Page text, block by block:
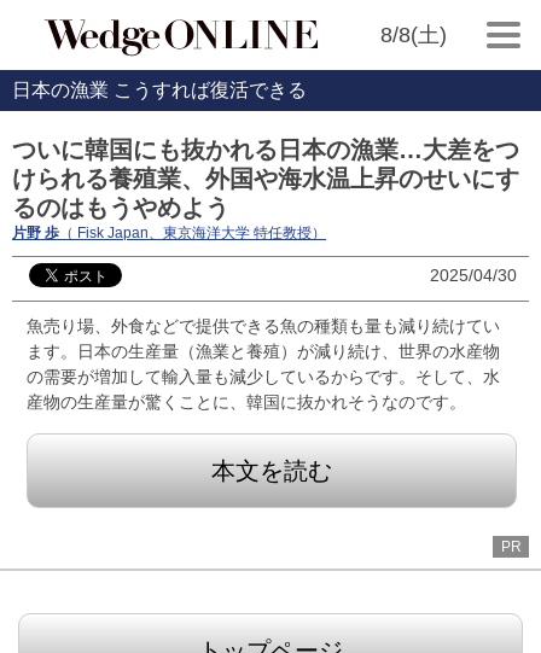
8/8(土)
日本の漁業 こうすれば復活できる
ついに韓国にも抜かれる日本の漁業…大差をつ
けられる養殖業、外国や海水温上昇のせいにす
るのはもうやめよう
片野 歩 （ Fisk Japan、東京海洋大学 特任教授）
2025/04/30
魚売り場、外食などで提供できる魚の種類も量も減り続けてい
ます。日本の生産量（漁業と養殖）が減り続け、世界の水産物
の需要が増加して輸入量も減少しているからです。そして、水
産物の生産量が驚くことに、韓国に抜かれそうなのです。
本文を読む
PR